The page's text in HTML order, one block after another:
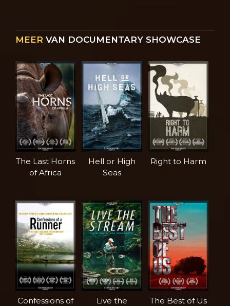
MEER VAN DOCUMENTARY SHOWCASE
The Last Horns
of Africa
Hell or High
Seas
Right to Harm
Confessions of
Live the
The Best of Us